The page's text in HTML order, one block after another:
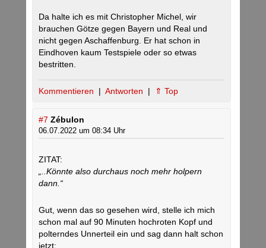
Da halte ich es mit Christopher Michel, wir
brauchen Götze gegen Bayern und Real und
nicht gegen Aschaffenburg. Er hat schon in
Eindhoven kaum Testspiele oder so etwas
bestritten.
Kommentieren | Antworten | ⇑ Top
#7 Zébulon
06.07.2022 um 08:34 Uhr
ZITAT:
„..Könnte also durchaus noch mehr holpern
dann.“
Gut, wenn das so gesehen wird, stelle ich mich
schon mal auf 90 Minuten hochroten Kopf und
polterndes Unnerteil ein und sag dann halt schon
jetzt: